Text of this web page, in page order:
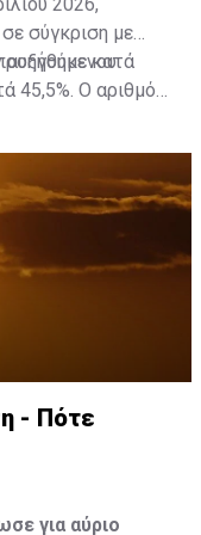
σύγκριση με
κατά
45,5%. Ο αριθμός
- Πότε
για αύριο